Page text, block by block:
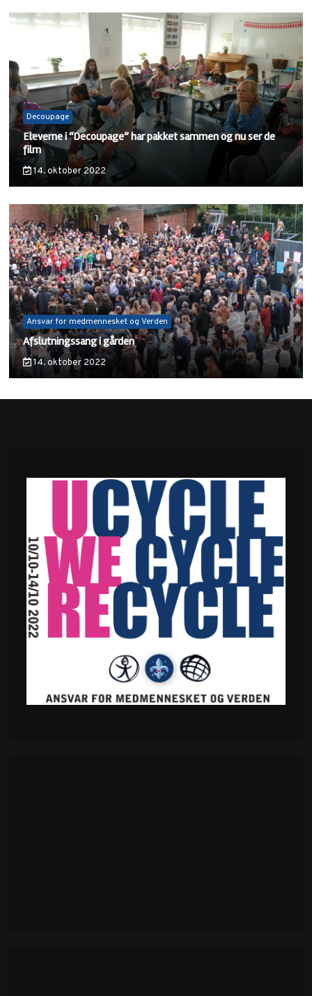
Decoupage
Eleverne i “Decoupage” har pakket sammen og nu ser de
film
14. oktober 2022
Ansvar for medmennesket og Verden
Afslutningssang i gården
14. oktober 2022